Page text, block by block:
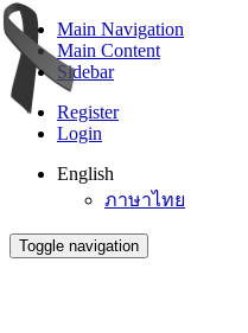
Main Navigation
Main Content
Sidebar
Register
Login
English
ภาษาไทย
Toggle navigation